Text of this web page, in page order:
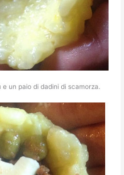
un paio di dadini di scamorza.